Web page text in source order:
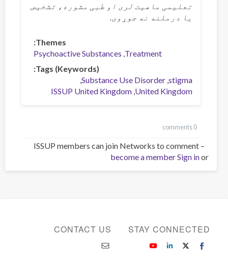
تعلیمی ماهیت لری او طبی مشوره، تشخیص
یا درملنه نه جوړوی.
Themes
Treatment
Psychoactive Substances
Tags (Keywords)
stigma
Substance Use Disorder
United Kingdom
ISSUP United Kingdom
0 comments
ISSUP members can join Networks to comment –
Sign inor
become a member
CONTACT US STAY CONNECTED